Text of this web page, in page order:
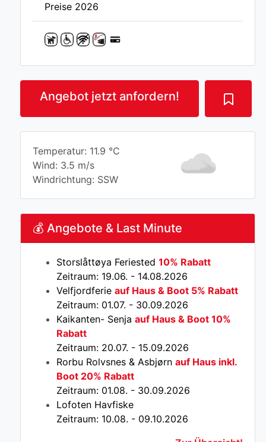
Preise 2026
Angebot jetzt anfordern!
Temperatur: 11.9 °C
Wind: 3.5 m/s
Windrichtung: SSW
💰 Angebote & Last Minute
Storslåttøya Feriested 10% Rabatt
Zeitraum: 19.06. - 14.08.2026
Velfjordferie auf Haus & Boot 5% Rabatt
Zeitraum: 01.07. - 30.09.2026
Kaikanten- Senja auf Haus & Boot 10%
Rabatt
Zeitraum: 20.07. - 15.09.2026
Rorbu Rolvsnes & Asbjørn auf Haus inkl.
Boot 20% Rabatt
Zeitraum: 01.08. - 30.09.2026
Lofoten Havfiske
Zeitraum: 10.08. - 09.10.2026